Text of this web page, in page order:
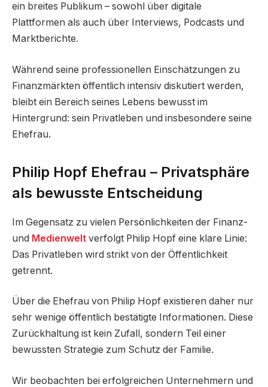
ein breites Publikum – sowohl über digitale
Plattformen als auch über Interviews, Podcasts und
Marktberichte.
Während seine professionellen Einschätzungen zu
Finanzmärkten öffentlich intensiv diskutiert werden,
bleibt ein Bereich seines Lebens bewusst im
Hintergrund: sein Privatleben und insbesondere seine
Ehefrau.
Philip Hopf Ehefrau – Privatsphäre
als bewusste Entscheidung
Im Gegensatz zu vielen Persönlichkeiten der Finanz-
und Medienwelt verfolgt Philip Hopf eine klare Linie:
Das Privatleben wird strikt von der Öffentlichkeit
getrennt.
Über die Ehefrau von Philip Hopf existieren daher nur
sehr wenige öffentlich bestätigte Informationen. Diese
Zurückhaltung ist kein Zufall, sondern Teil einer
bewussten Strategie zum Schutz der Familie.
Wir beobachten bei erfolgreichen Unternehmern und